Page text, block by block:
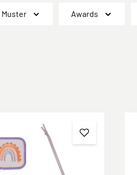
Muster Awards